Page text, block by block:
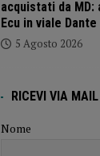
acquistati da
Ecu in viale Dante
5 Agosto 2026
RICEVI VIA
Nome